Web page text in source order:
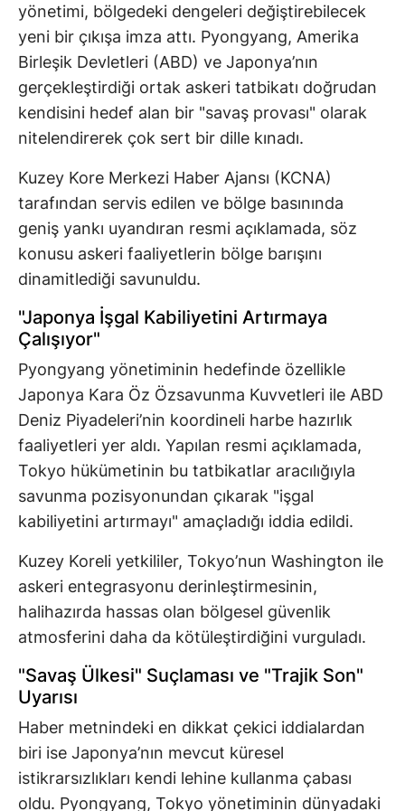
yönetimi, bölgedeki dengeleri değiştirebilecek
yeni bir çıkışa imza attı. Pyongyang, Amerika
Birleşik Devletleri (ABD) ve Japonya’nın
gerçekleştirdiği ortak askeri tatbikatı doğrudan
kendisini hedef alan bir "savaş provası" olarak
nitelendirerek çok sert bir dille kınadı.
Kuzey Kore Merkezi Haber Ajansı (KCNA)
tarafından servis edilen ve bölge basınında
geniş yankı uyandıran resmi açıklamada, söz
konusu askeri faaliyetlerin bölge barışını
dinamitlediği savunuldu.
"Japonya İşgal Kabiliyetini Artırmaya
Çalışıyor"
Pyongyang yönetiminin hedefinde özellikle
Japonya Kara Öz Özsavunma Kuvvetleri ile ABD
Deniz Piyadeleri’nin koordineli harbe hazırlık
faaliyetleri yer aldı. Yapılan resmi açıklamada,
Tokyo hükümetinin bu tatbikatlar aracılığıyla
savunma pozisyonundan çıkarak "işgal
kabiliyetini artırmayı" amaçladığı iddia edildi.
Kuzey Koreli yetkililer, Tokyo’nun Washington ile
askeri entegrasyonu derinleştirmesinin,
halihazırda hassas olan bölgesel güvenlik
atmosferini daha da kötüleştirdiğini vurguladı.
"Savaş Ülkesi" Suçlaması ve "Trajik Son"
Uyarısı
Haber metnindeki en dikkat çekici iddialardan
biri ise Japonya’nın mevcut küresel
istikrarsızlıkları kendi lehine kullanma çabası
oldu. Pyongyang, Tokyo yönetiminin dünyadaki